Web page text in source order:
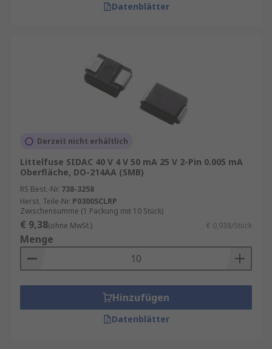
Datenblätter
Derzeit nicht erhältlich
Littelfuse SIDAC 40 V 4 V 50 mA 25 V 2-Pin 0.005 mA
Oberfläche, DO-214AA (SMB)
RS Best.-Nr. 738-3258
Herst. Teile-Nr. P0300SCLRP
Zwischensumme (1 Packung mit 10 Stück)
€ 9,38(ohne MwSt.) € 0,938/Stück
Menge
Hinzufügen
Datenblätter